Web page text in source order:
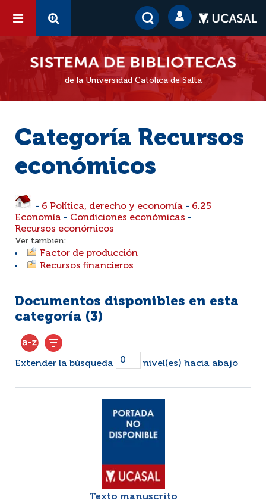
de la Universidad Católica de Salta
Categoría Recursos
económicos
- 6 Política, derecho y economía - 6.25
Economía - Condiciones económicas -
Recursos económicos
Ver también:
Factor de producción
Recursos financieros
Documentos disponibles en esta
categoría (3)
Extender la búsqueda nivel(es) hacia abajo
Texto manuscrito